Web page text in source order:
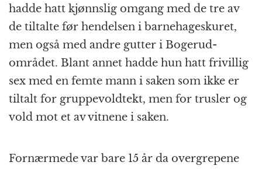
hadde hatt kjønnslig omgang med de tre av
de tiltalte før hendelsen i barnehageskuret,
men også med andre gutter i Bogerud-
området. Blant annet hadde hun hatt frivillig
sex med en femte mann i saken som ikke er
tiltalt for gruppevoldtekt, men for trusler og
vold mot et av vitnene i saken.
Fornærmede var bare 15 år da overgrepene